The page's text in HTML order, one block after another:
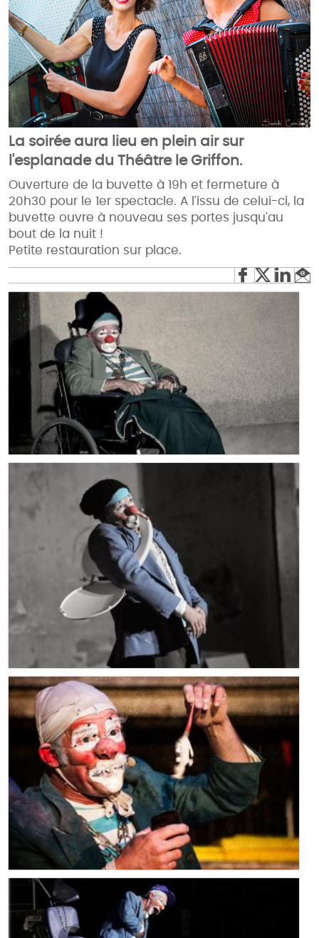
La soirée aura lieu en plein air sur
l'esplanade du Théâtre le Griffon.
Ouverture de la buvette à 19h et fermeture à
20h30 pour le 1er spectacle. A l'issu de celui-ci, la
buvette ouvre à nouveau ses portes jusqu'au
bout de la nuit !
Petite restauration sur place.